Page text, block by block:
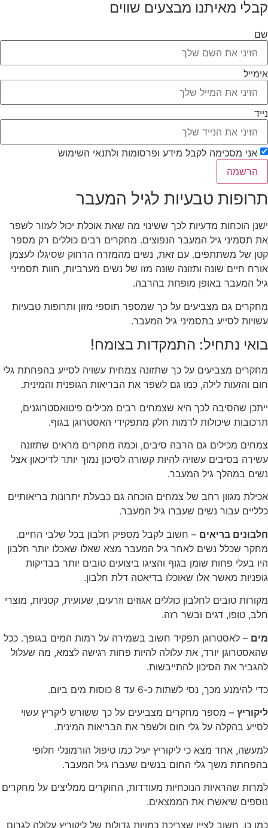
קבלי מאיתנו מבצעים שווים
שם
אימייל
נייד
אני מסכימה לקבל מידע ופרסומות ולתנאי השימוש
הרשמה
תרופות טבעיות לגיל המעבר
ישנן הוכחות מדעיות לכך ששינוי מה שאת אוכלת יכול לעזור לשפר
את תסמיני גיל המעבר הנפוצים. מחקרים רבים כוללים רק מספר
קטן של משתתפים. עם זאת, נשים מהמזרח הרחוק שסיגלו לעצמן
אורח חיים שונה ותזונה שונה מזו של נשים מערביות, חוות תסמיני
גיל המעבר באופן מופחת בהרבה.
מחקרים גם מצביעים על כך שמספר תוספי מזון ותרופות טבעיות
עשויות לסייע בתסמיני גיל המעבר.
בואי נתחיל: התמקדות בצומח!
מחקרים מצביעים על כך שתזונה צמחית עשויה לסייע בהפחתת גלי
חום והזעות לילה, כמו גם לשפר את הבריאות הגופנית והמינית.
ייתכן שהסיבה לכך היא שצמחים רבים מכילים פיטואסטרוגנים,
תרכובות שיכולות לדמות חלק מתפקידי האסטרוגן בגוף.
צמחים מכילים גם הרבה סיבים, וכמה מחקרים מראים שתזונה
עשירה בסיבים עשויה להיות קשורה לסיכון נמוך יותר לדיכאון אצל
נשים במהלך גיל המעבר.
אכילת מגוון רחב של צמחים הוכחה גם כבעלת יתרונות בריאותיים
כלליים עבור נשים שעברו גיל המעבר.
חלבונים בריאים – חשוב לקבל מספיק חלבון בכל שלבי החיים.
מחקר שכלל נשים לאחר גיל המעבר מצא שאלו שאכלו יותר חלבון
היו בעלי פחות שומן בגוף והציגו ביצועים טובים יותר בבדיקות
גופניות מאשר אלו שאוכלו בדיאטה דלת חלבון.
מקורות טובים לחלבון כוללים אגוזים וזרעים, שעועית, קטניות, מוצרי
חלב, טופו, דגים ובשר רזה.
מים – לאסטרוגן תפקיד חשוב בשמירה על רמות המים בגופך. ככל
שהאסטרוגן יורד, את עלולה להיות פחות רגישה לצמא, מה שעלול
להגביר את הסיכון להתייבשות.
כדי להימנע מכך, נסי לשתות כ-6 עד 8 כוסות מים ביום.
ליקוריץ – מספר מחקרים מצביעים על כך ששורש ליקריץ עשוי
לסייע בהקלה על גלי חום ולשפר את הבריאות המינית.
למעשה, אחד מצא כי ליקוריץ יעיל כמו טיפול הורמונלי חלופי
בהפחתת משך גלי החום בנשים שעברו גיל המעבר.
למרות שהראיות הנוכחיות מעודדות, החוקרים ממליצים על מחקרים
נוספים שיאשרו את הממצאים.
כמו כן, חשוב לציין שצריכת כמויות גדולות של ליקוריץ עלולה לגרום